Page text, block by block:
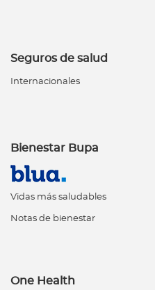
Seguros de salud
Internacionales
Bienestar Bupa
Vidas más saludables
Notas de bienestar
One Health